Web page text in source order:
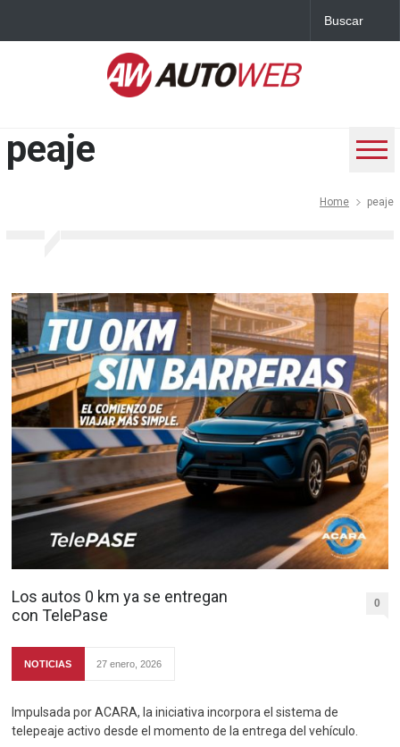
peaje
Home peaje
Los autos 0 km ya se entregan
con TelePase
0
NOTICIAS 27 enero, 2026
Impulsada por ACARA, la iniciativa incorpora el sistema de
telepeaje activo desde el momento de la entrega del vehículo.